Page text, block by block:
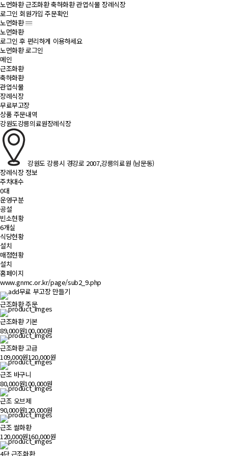
노먼화환근조화환축하화환관엽식물 장례식장
로그인 회원가입 주문확인
노먼화환
노먼화환
로그인 후 편리하게 이용하세요
노먼화환 로그인
메인
근조화환
축하화환
관엽식물
장례식장
무료부고장
상품 주문내역
강원도강릉의료원장례식장
강원도 강릉시 경강로 2007,강릉의료원 (남문동)
장례식장 정보
주차대수
0대
운영구분
공설
빈소현황
6개실
식당현황
설치
매점현황
설치
홈페이지
www.gnmc.or.kr/page/sub2_9.php
무료 부고장 만들기
근조화환 주문
근조화환 기본
89,000원100,000원
근조화환 고급
109,000원120,000원
근조 바구니
80,000원100,000원
근조 오브제
90,000원120,000원
근조 쌀화환
120,000원160,000원
4단 근조화환